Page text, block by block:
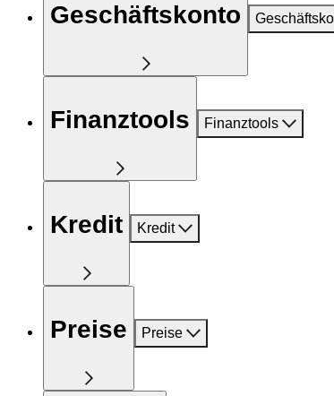
Geschäftskonto
Finanztools Finanztools
Kredit Kredit
Preise Preise